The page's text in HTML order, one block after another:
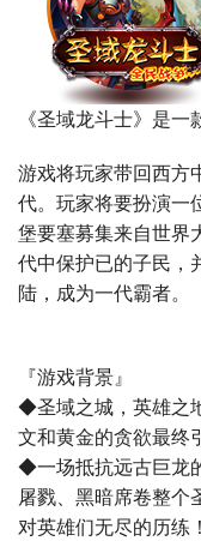
《圣域龙斗士》是一
游戏将玩家带回西方
代。玩家将要扮演一
堡要塞募集来自世界
代中保护已的子民，
陆，成为一代霸者。
『游戏背景』
◆圣域之城，英雄之
文和黄金的贪欲最终
◆一场抵抗远古巨龙
屠戮、黑暗席卷整个
对英雄们无尽的历练！